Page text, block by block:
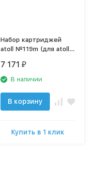
Набор картриджей
atoll №119m (для atoll
7 171 ₽
В наличии
В корзину
Купить в 1 клик